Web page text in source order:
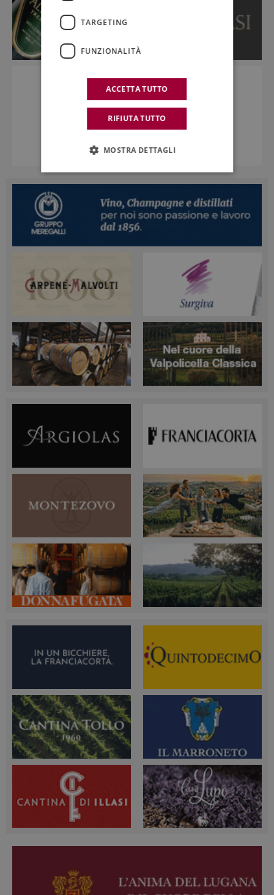
TARGETING
FUNZIONALITÀ
ACCETTA TUTTO
RIFIUTA TUTTO
MOSTRA DETTAGLI